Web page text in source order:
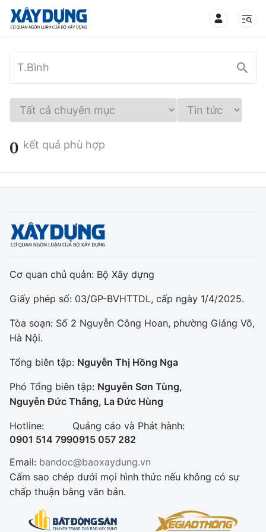
CHUYÊN MỤC
Mới nhất
Xã hội
Chuyện dọc đường
Cải chính
Xây dựng
Chỉ đạo điều hành
Quy hoạch kiến trúc
Giám định chất lượng
Quản lý đô thị
Đường bộ
Hàng không
Đăng kiểm
Đường sắt tốc độ cao
Đường thủy
Hàng hải
Đường sắt đô thị
Kinh tế
Thị trường
Chứng khoán
Bảo hiểm
Doanh nghiệp
Pháp luật
Thanh tra
An ninh hình sự
Pháp đình
Hỏi - Đáp
An toàn giao thông
Giao thông 24h
ATGT địa phương
Lái xe an toàn
Chung tay vì ATGT
Chất lượng sống
Giáo dục
Y tế
Đời sống
Lao động - Công đoàn
Văn hóa - Giải Trí
Văn hóa
Showbiz
Điện ảnh
Thể thao
Bóng đá
Bình luận
0 kết quả phù hợp
Cơ quan chủ quản: Bộ Xây dựng
Giấy phép số: 03/GP-BVHTTDL, cấp ngày 1/4/2025.
Tòa soạn: Số 2 Nguyễn Công Hoan, phường Giảng Võ,
Hà Nội.
Tổng biên tập: Nguyễn Thị Hồng Nga
Phó Tổng biên tập: Nguyễn Sơn Tùng,
Nguyễn Đức Thắng, La Đức Hùng
Hotline:
0901 514 799
Quảng cáo và Phát hành:
0915 057 282
Email: bandoc@baoxaydung.vn
Cấm sao chép dưới mọi hình thức nếu không có sự
chấp thuận bằng văn bản.